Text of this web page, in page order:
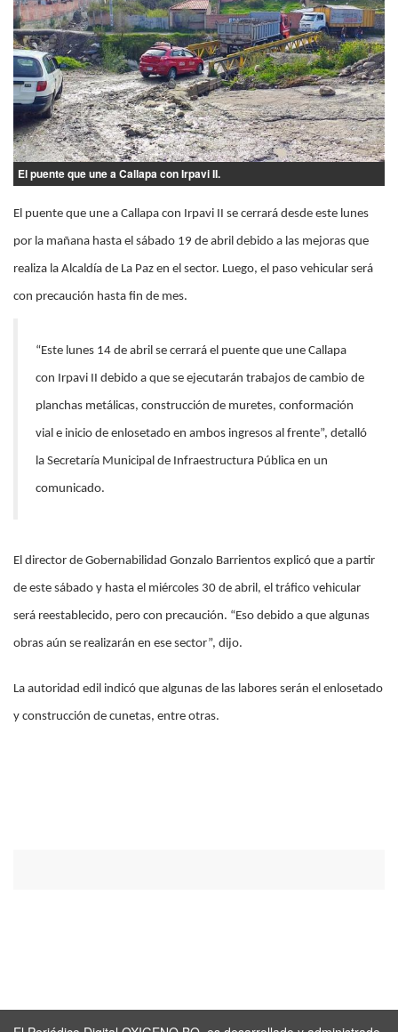
El puente que une a Callapa con Irpavi II.
El puente que une a Callapa con Irpavi II se cerrará desde este lunes
por la mañana hasta el sábado 19 de abril debido a las mejoras que
realiza la Alcaldía de La Paz en el sector. Luego, el paso vehicular será
con precaución hasta fin de mes.
“Este lunes 14 de abril se cerrará el puente que une Callapa
con Irpavi II debido a que se ejecutarán trabajos de cambio de
planchas metálicas, construcción de muretes, conformación
vial e inicio de enlosetado en ambos ingresos al frente”, detalló
la Secretaría Municipal de Infraestructura Pública en un
comunicado.
El director de Gobernabilidad Gonzalo Barrientos explicó que a partir
de este sábado y hasta el miércoles 30 de abril, el tráfico vehicular
será reestablecido, pero con precaución. “Eso debido a que algunas
obras aún se realizarán en ese sector”, dijo.
La autoridad edil indicó que algunas de las labores serán el enlosetado
y construcción de cunetas, entre otras.